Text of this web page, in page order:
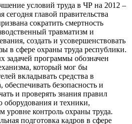
условий труда в ЧР на 2012 –
сегодня главой правительства
сократить смертность
травматизм и
создать и усовершенствовать
в сфере охраны труда республики.
задачей программы обозначен
который мог бы
вкладывать средства в
безопасность и
и проверять знания правил
оборудования и техники,
уровне контроль охраны труда.
подготовка кадров в сфере